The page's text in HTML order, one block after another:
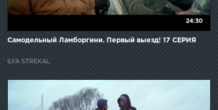
24:30
Самодельный Ламборгини. Первый выезд! 17 СЕРИЯ
ILYA STREKAL